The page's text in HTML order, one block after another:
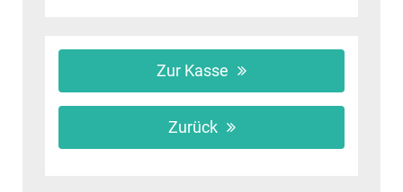
Zur Kasse
Zurück